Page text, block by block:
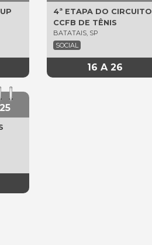
4ª ETAPA DO CIRCUITO
CCFB DE TÊNIS
BATATAIS, SP
SOCIAL
16 A 26